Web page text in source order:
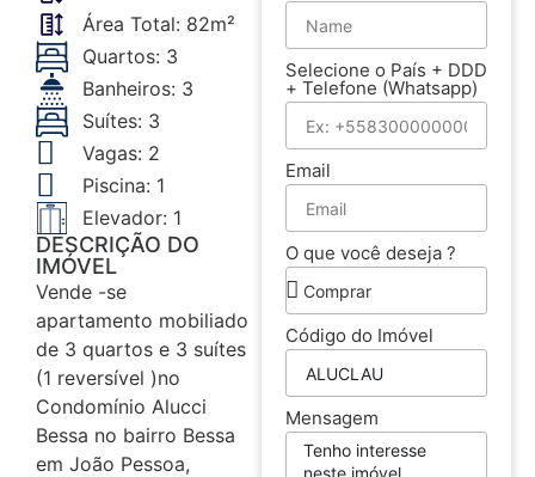
Área Total: 82m²
Quartos: 3
Banheiros: 3
Suítes: 3
Vagas: 2
Piscina: 1
Elevador: 1
DESCRIÇÃO DO
IMÓVEL
Vende -se
apartamento mobiliado
de 3 quartos e 3 suítes
(1 reversível )no
Condomínio Alucci
Bessa no bairro Bessa
em João Pessoa,
Selecione o País + DDD
+ Telefone (Whatsapp)
Email
O que você deseja ?
Código do Imóvel
Mensagem